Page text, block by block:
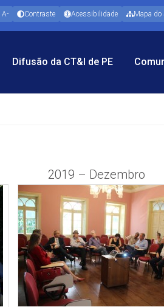
A- Contraste Acessibilidade Mapa do
Difusão da CT&I de PE
2019 – Dezembro